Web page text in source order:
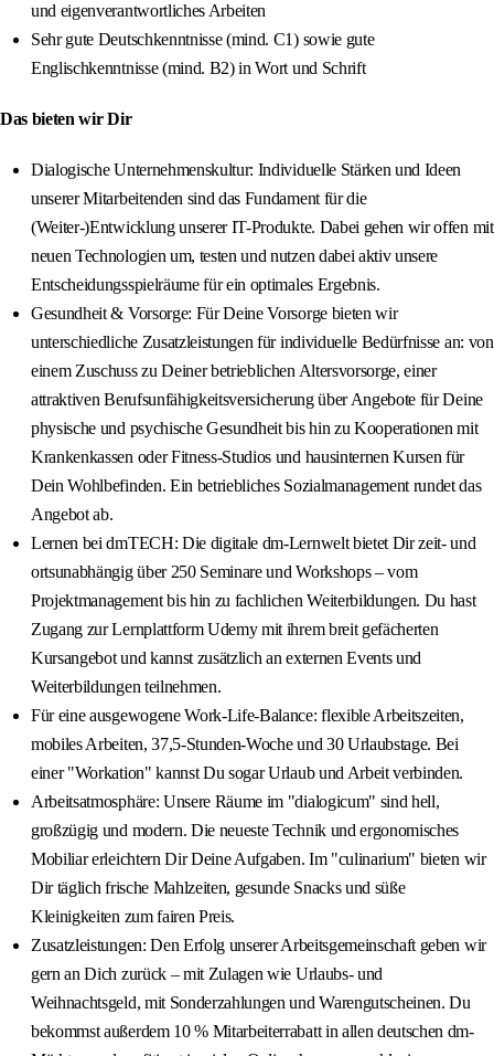
und eigenverantwortliches Arbeiten
Sehr gute Deutschkenntnisse (mind. C1) sowie gute
Englischkenntnisse (mind. B2) in Wort und Schrift
Das bieten wir Dir
Dialogische Unternehmenskultur: Individuelle Stärken und Ideen
unserer Mitarbeitenden sind das Fundament für die
(Weiter-)Entwicklung unserer IT-Produkte. Dabei gehen wir offen mit
neuen Technologien um, testen und nutzen dabei aktiv unsere
Entscheidungsspielräume für ein optimales Ergebnis.
Gesundheit & Vorsorge: Für Deine Vorsorge bieten wir
unterschiedliche Zusatzleistungen für individuelle Bedürfnisse an: von
einem Zuschuss zu Deiner betrieblichen Altersvorsorge, einer
attraktiven Berufsunfähigkeitsversicherung über Angebote für Deine
physische und psychische Gesundheit bis hin zu Kooperationen mit
Krankenkassen oder Fitness-Studios und hausinternen Kursen für
Dein Wohlbefinden. Ein betriebliches Sozialmanagement rundet das
Angebot ab.
Lernen bei dmTECH: Die digitale dm-Lernwelt bietet Dir zeit- und
ortsunabhängig über 250 Seminare und Workshops – vom
Projektmanagement bis hin zu fachlichen Weiterbildungen. Du hast
Zugang zur Lernplattform Udemy mit ihrem breit gefächerten
Kursangebot und kannst zusätzlich an externen Events und
Weiterbildungen teilnehmen.
Für eine ausgewogene Work-Life-Balance: flexible Arbeitszeiten,
mobiles Arbeiten, 37,5-Stunden-Woche und 30 Urlaubstage. Bei
einer "Workation" kannst Du sogar Urlaub und Arbeit verbinden.
Arbeitsatmosphäre: Unsere Räume im "dialogicum" sind hell,
großzügig und modern. Die neueste Technik und ergonomisches
Mobiliar erleichtern Dir Deine Aufgaben. Im "culinarium" bieten wir
Dir täglich frische Mahlzeiten, gesunde Snacks und süße
Kleinigkeiten zum fairen Preis.
Zusatzleistungen: Den Erfolg unserer Arbeitsgemeinschaft geben wir
gern an Dich zurück – mit Zulagen wie Urlaubs- und
Weihnachtsgeld, mit Sonderzahlungen und Warengutscheinen. Du
bekommst außerdem 10 % Mitarbeiterrabatt in allen deutschen dm-